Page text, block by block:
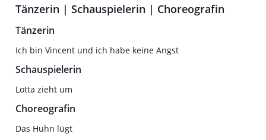
Tänzerin | Schauspielerin | Choreografin
Tänzerin
Ich bin Vincent und ich habe keine Angst
Schauspielerin
Lotta zieht um
Choreografin
Das Huhn lügt